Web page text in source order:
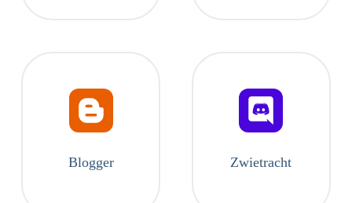
Blogger Zwietracht